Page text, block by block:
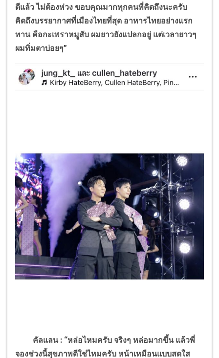
ดีแล้ว ไม่ต้องห่วง ขอบคุณมากทุกคนที่คิดถึงนะครับ
คิดถึงบรรยากาศที่เมืองไทยที่สุด อาหารไทยอย่างแรก
ทาน คือกะเพราหมูสับ ผมยาวยังแปลกอยู่ แต่เวลายาวๆ
ผมทิ่มตาบ่อยๆ”
คัลแลน : “หล่อไหมครับ จริงๆ หล่อมากขึ้น แล้วพี่
จองช่วงนี้สุขภาพดีใช่ไหมครับ หน้าเหมือนแบบสดใส